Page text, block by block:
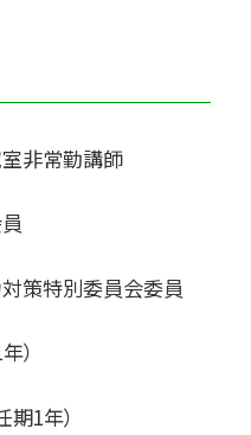
非常勤講師
策特別委員会委員
）
1年）